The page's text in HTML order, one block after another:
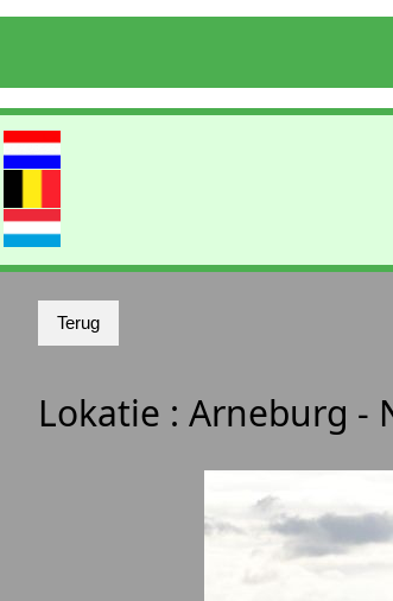
Lokatie : Arneburg -